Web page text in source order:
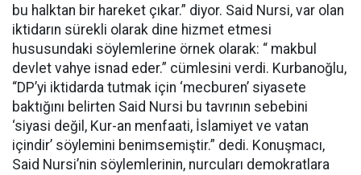
bu halktan bir hareket çıkar.” diyor. Said Nursi, var olan
iktidarın sürekli olarak dine hizmet etmesi
hususundaki söylemlerine örnek olarak: “ makbul
devlet vahye isnad eder.” cümlesini verdi. Kurbanoğlu,
“DP’yi iktidarda tutmak için ‘mecburen’ siyasete
baktığını belirten Said Nursi bu tavrının sebebini
‘siyasi değil, Kur-an menfaati, İslamiyet ve vatan
içindir’ söylemini benimsemiştir.” dedi. Konuşmacı,
Said Nursi’nin söylemlerinin, nurcuları demokratlara